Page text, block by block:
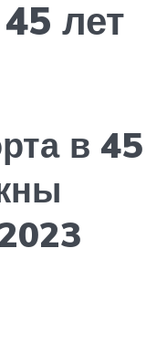
лет
в 45